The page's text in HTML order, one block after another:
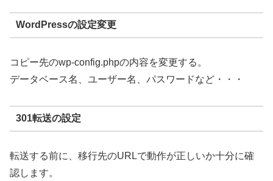
WordPressの設定変更
コピー先のwp-config.phpの内容を変更する。
データベース名、ユーザー名、パスワードなど・・・
301転送の設定
転送する前に、移行先のURLで動作が正しいか十分に確
認します。